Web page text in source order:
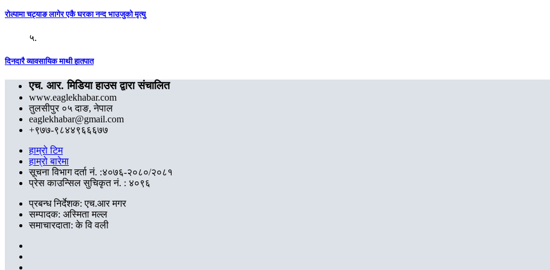
रोल्पामा चट्याङ लागेर एकै घरका नन्द भाउजुको मृत्यु
५.
दिनदारै व्यावसायिक माथी हातपात
एच. आर. मिडिया हाउस द्वारा संचालित
www.eaglekhabar.com
तुलसीपुर ०५ दाङ, नेपाल
eaglekhabar@gmail.com
+९७७-९८४४९६६६७७
हाम्रो टिम
हाम्रो बारेमा
सूचना विभाग दर्ता नं. :४०७६-२०८०/२०८१
प्रेस काउन्सिल सुचिकृत नं. : ४०९६
प्रबन्ध निर्देशक: एच.आर मगर
सम्पादक: अस्मिता मल्ल
समाचारदाता: के वि वली